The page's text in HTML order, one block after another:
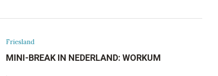
Friesland
MINI-BREAK IN NEDERLAND: WORKUM